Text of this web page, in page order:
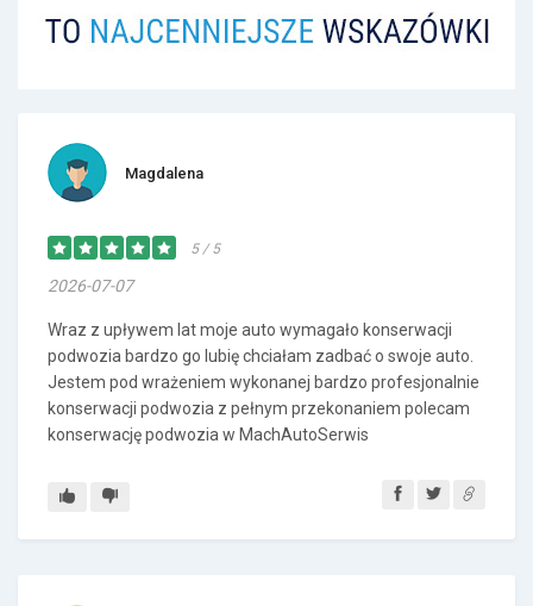
Magdalena
5 / 5
2026-07-07
Wraz z upływem lat moje auto wymagało konserwacji
podwozia bardzo go lubię chciałam zadbać o swoje auto.
Jestem pod wrażeniem wykonanej bardzo profesjonalnie
konserwacji podwozia z pełnym przekonaniem polecam
konserwację podwozia w MachAutoSerwis